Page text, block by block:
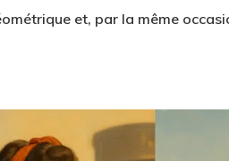
et, par la même